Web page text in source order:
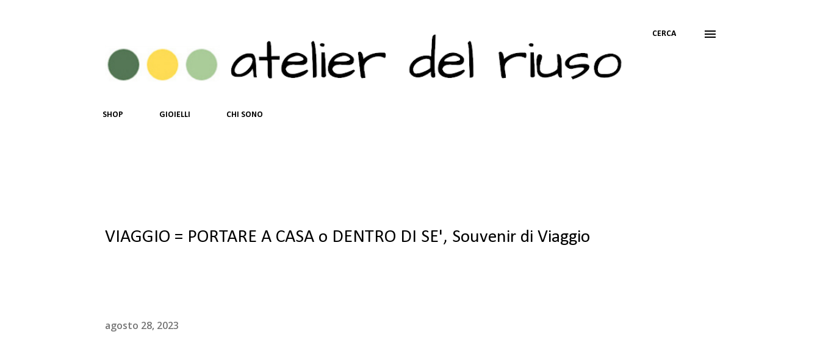
CERCA
SHOP GIOIELLI CHI SONO
VIAGGIO = PORTARE A CASA o DENTRO DI SE', Souvenir di Viaggio
agosto 28, 2023